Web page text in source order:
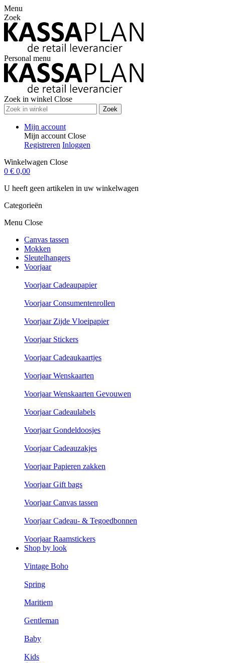
Menu
Zoek
Personal menu
Zoek in winkel Close
Zoek
Mijn account
Mijn account Close
Registreren Inloggen
Winkelwagen Close
0 € 0,00
U heeft geen artikelen in uw winkelwagen
Categorieën
Menu Close
Canvas tassen
Mokken
Sleutelhangers
Voorjaar
Voorjaar Cadeaupapier
Voorjaar Consumentenrollen
Voorjaar Zijde Vloeipapier
Voorjaar Stickers
Voorjaar Cadeaukaartjes
Voorjaar Wenskaarten
Voorjaar Wenskaarten Gevouwen
Voorjaar Cadeaulabels
Voorjaar Gondeldoosjes
Voorjaar Cadeauzakjes
Voorjaar Papieren zakken
Voorjaar Gift bags
Voorjaar Canvas tassen
Voorjaar Cadeau- & Tegoedbonnen
Voorjaar Raamstickers
Shop by look
Vintage Boho
Spring
Maritiem
Gentleman
Baby
Kids